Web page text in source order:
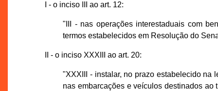
I - o inciso III ao art. 12:
"III - nas operações interestaduais com
termos estabelecidos em Resolução do
II - o inciso XXXIII ao art. 20:
"XXXIII - instalar, no prazo estabelecido na
nas embarcações e veículos destinados ao